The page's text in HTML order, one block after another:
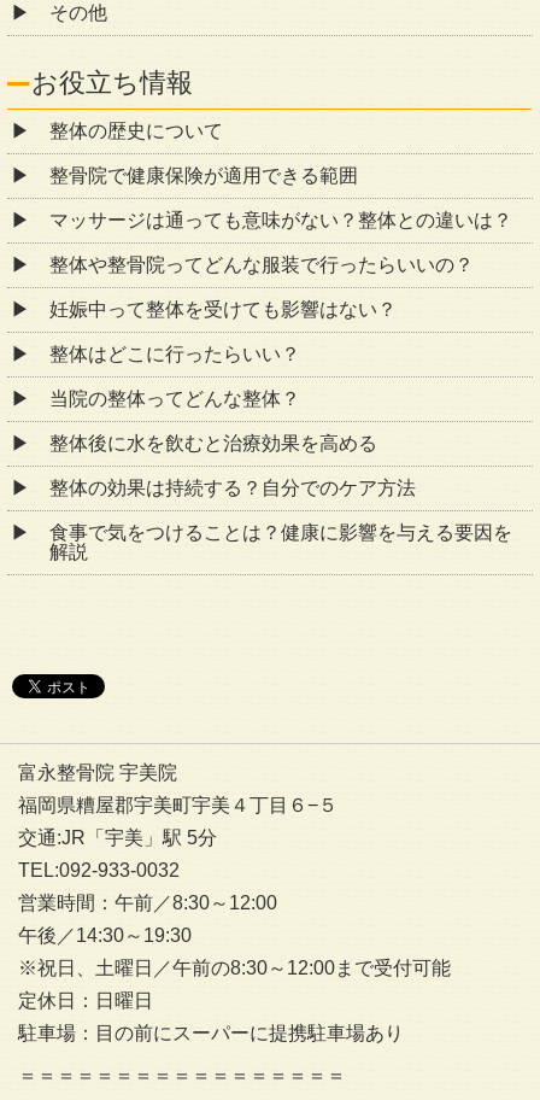
その他
お役立ち情報
整体の歴史について
整骨院で健康保険が適用できる範囲
マッサージは通っても意味がない？整体との違いは？
整体や整骨院ってどんな服装で行ったらいいの？
妊娠中って整体を受けても影響はない？
整体はどこに行ったらいい？
当院の整体ってどんな整体？
整体後に水を飲むと治療効果を高める
整体の効果は持続する？自分でのケア方法
食事で気をつけることは？健康に影響を与える要因を
解説
富永整骨院 宇美院
福岡県糟屋郡宇美町宇美４丁目６−５
交通:JR「宇美」駅 5分
TEL:092-933-0032
営業時間：午前／8:30～12:00
午後／14:30～19:30
※祝日、土曜日／午前の8:30～12:00まで受付可能
定休日：日曜日
駐車場：目の前にスーパーに提携駐車場あり
＝＝＝＝＝＝＝＝＝＝＝＝＝＝＝＝＝